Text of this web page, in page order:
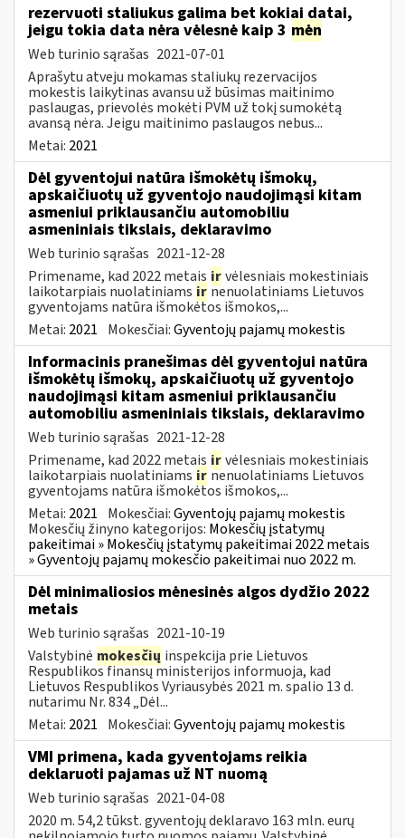
rezervuoti staliukus galima bet kokiai datai,
jeigu tokia data nėra vėlesnė kaip 3 mėn
Web turinio sąrašas 2021-07-01
Aprašytu atveju mokamas staliukų rezervacijos
mokestis laikytinas avansu už būsimas maitinimo
paslaugas, prievolės mokėti PVM už tokį sumokėtą
avansą nėra. Jeigu maitinimo paslaugos nebus...
Metai: 2021
Dėl gyventojui natūra išmokėtų išmokų,
apskaičiuotų už gyventojo naudojimąsi kitam
asmeniui priklausančiu automobiliu
asmeniniais tikslais, deklaravimo
Web turinio sąrašas 2021-12-28
Primename, kad 2022 metais irvėlesniais mokestiniais
laikotarpiais nuolatiniams irnenuolatiniams Lietuvos
gyventojams natūra išmokėtos išmokos,...
Metai: 2021 Mokesčiai:Gyventojų pajamų mokestis
Informacinis pranešimas dėl gyventojui natūra
išmokėtų išmokų, apskaičiuotų už gyventojo
naudojimąsi kitam asmeniui priklausančiu
automobiliu asmeniniais tikslais, deklaravimo
Web turinio sąrašas 2021-12-28
Primename, kad 2022 metais irvėlesniais mokestiniais
laikotarpiais nuolatiniams irnenuolatiniams Lietuvos
gyventojams natūra išmokėtos išmokos,...
Metai: 2021 Mokesčiai:Gyventojų pajamų mokestis
Mokesčių žinyno kategorijos: Mokesčių įstatymų
pakeitimai » Mokesčių įstatymų pakeitimai 2022 metais
» Gyventojų pajamų mokesčio pakeitimai nuo 2022 m.
Dėl minimaliosios mėnesinės algos dydžio 2022
metais
Web turinio sąrašas 2021-10-19
Valstybinė mokesčių inspekcija prie Lietuvos
Respublikos finansų ministerijos informuoja, kad
Lietuvos Respublikos Vyriausybės 2021 m. spalio 13 d.
nutarimu Nr. 834 „Dėl...
Metai: 2021 Mokesčiai:Gyventojų pajamų mokestis
VMI primena, kada gyventojams reikia
deklaruoti pajamas už NT nuomą
Web turinio sąrašas 2021-04-08
2020 m. 54,2 tūkst. gyventojų deklaravo 163 mln. eurų